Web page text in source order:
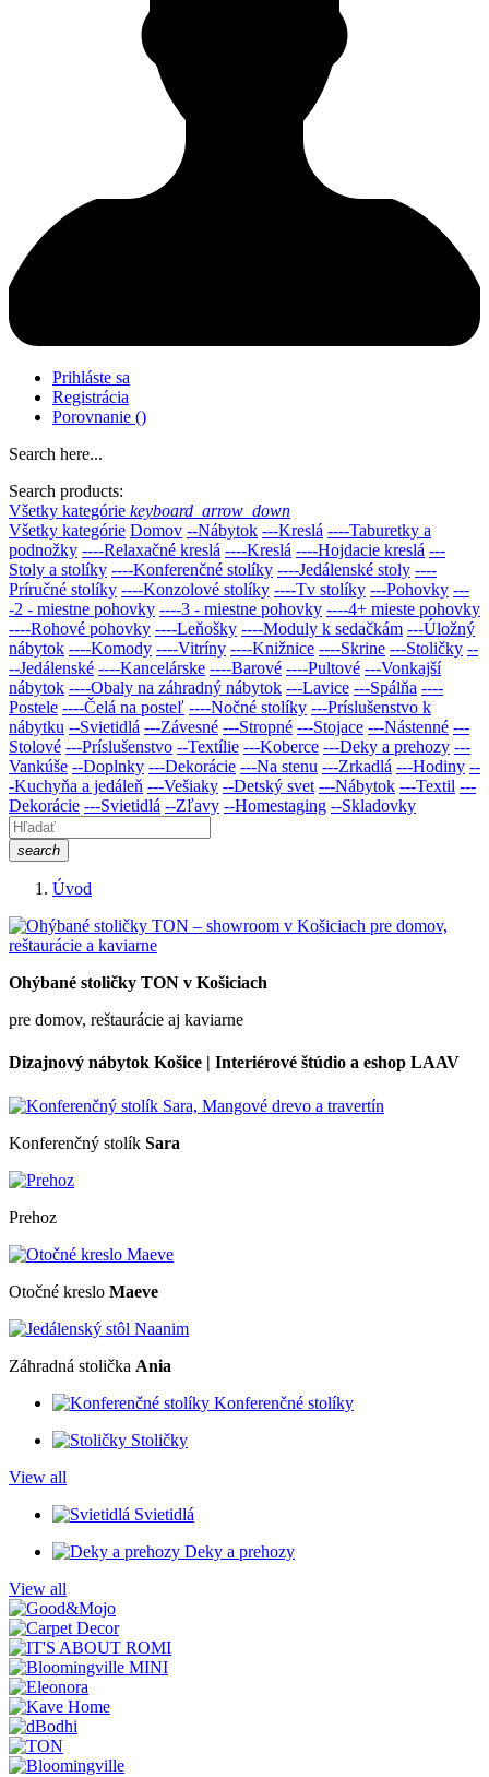
Prihláste sa
Registrácia
Porovnanie ()
Search here...
Search products:
Všetky kategórie keyboard_arrow_down
Všetky kategórie Domov --Nábytok ---Kreslá ----Taburetky a
podnožky ----Relaxačné kreslá ----Kreslá ----Hojdacie kreslá ---
Stoly a stolíky ----Konferenčné stolíky ----Jedálenské stoly ----
Príručné stolíky ----Konzolové stolíky ----Tv stolíky ---Pohovky ---
-2 - miestne pohovky ----3 - miestne pohovky ----4+ mieste pohovky
----Rohové pohovky ----Leňošky ----Moduly k sedačkám ---Úložný
nábytok ----Komody ----Vitríny ----Knižnice ----Skrine ---Stoličky --
--Jedálenské ----Kancelárske ----Barové ----Pultové ---Vonkajší
nábytok ----Obaly na záhradný nábytok ---Lavice ---Spálňa ----
Postele ----Čelá na posteľ ----Nočné stolíky ---Príslušenstvo k
nábytku --Svietidlá ---Závesné ---Stropné ---Stojace ---Nástenné ---
Stolové ---Príslušenstvo --Textílie ---Koberce ---Deky a prehozy ---
Vankúše --Doplnky ---Dekorácie ---Na stenu ---Zrkadlá ---Hodiny --
-Kuchyňa a jedáleň ---Vešiaky --Detský svet ---Nábytok ---Textil ---
Dekorácie ---Svietidlá --Zľavy --Homestaging --Skladovky
search
Úvod
Ohýbané stoličky TON v Košiciach
pre domov, reštaurácie aj kaviarne
Dizajnový nábytok Košice | Interiérové štúdio a eshop LAAV
Konferenčný stolík Sara
Prehoz
Otočné kreslo Maeve
Záhradná stolička Ania
Konferenčné stolíky
Stoličky
View all
Svietidlá
Deky a prehozy
View all